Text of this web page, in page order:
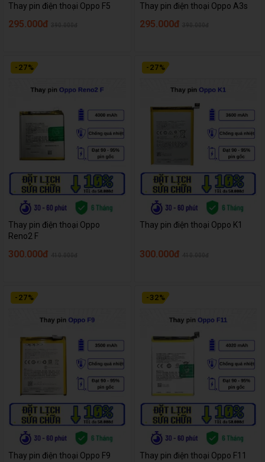
Thay pin điện thoại Oppo F5
295.000đ
Thay pin điện thoại Oppo A3s
295.000đ
- 27%
Thay pin điện thoại Oppo
Reno2 F
300.000đ
- 27%
Thay pin điện thoại Oppo K1
300.000đ
- 27%
Thay pin điện thoại Oppo F9
- 32%
Thay pin điện thoại Oppo F11